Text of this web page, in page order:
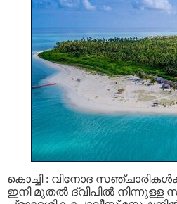
കൊച്ചി : വിനോദ
ഇനി മുതല്‍ ദ്വീപില്‍